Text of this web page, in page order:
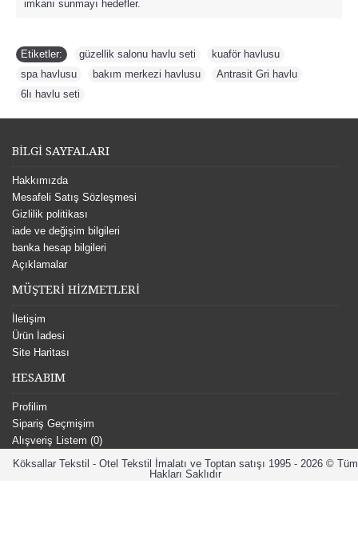
imkanı sunmayı hedefler.
Etiketler: güzellik salonu havlu seti kuaför havlusu
spa havlusu
bakım merkezi havlusu Antrasit Gri havlu
6lı havlu seti
BİLGİ SAYFALARI
Hakkımızda
Mesafeli Satış Sözleşmesi
Gizlilik politikası
iade ve değişim bilgileri
banka hesap bilgileri
Açıklamalar
MÜŞTERİ HİZMETLERİ
İletişim
Ürün İadesi
Site Haritası
HESABIM
Profilim
Sipariş Geçmişim
Alışveriş Listem (0)
Köksallar Tekstil - Otel Tekstil İmalatı ve Toptan satışı 1995 - 2026 © Tüm
Hakları Saklıdır